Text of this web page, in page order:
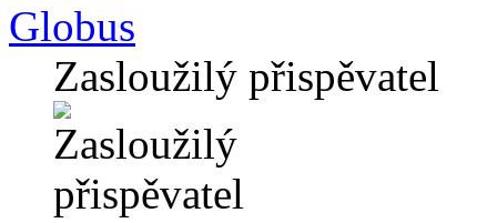
Globus
Zasloužilý přispěvatel